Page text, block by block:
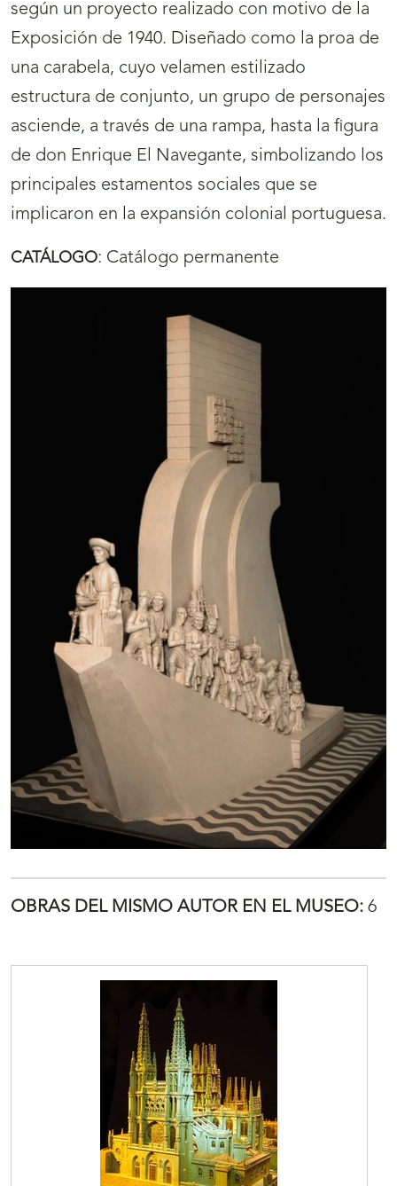
según un proyecto realizado con motivo de la
Exposición de 1940. Diseñado como la proa de
una carabela, cuyo velamen estilizado
estructura de conjunto, un grupo de personajes
asciende, a través de una rampa, hasta la figura
de don Enrique El Navegante, simbolizando los
principales estamentos sociales que se
implicaron en la expansión colonial portuguesa.
CATÁLOGO: Catálogo permanente
OBRAS DEL MISMO AUTOR EN EL MUSEO: 6